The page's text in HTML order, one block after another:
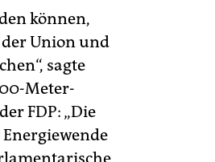
können,
Union und
sagte
Meter-
FDP: „Die